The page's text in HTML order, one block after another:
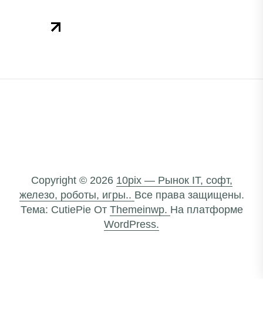
Copyright © 2026 10pix — Рынок IT, софт,
железо, роботы, игры.. Все права защищены.
Тема: CutiePie От Themeinwp. На платформе
WordPress.